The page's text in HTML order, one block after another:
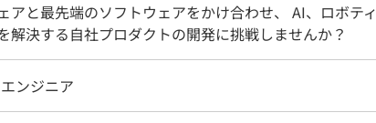
アと最先端のソフトウェアをかけ合わせ、 AI、ロボティ
解決する自社プロダクトの開発に挑戦しませんか？
ンジニア